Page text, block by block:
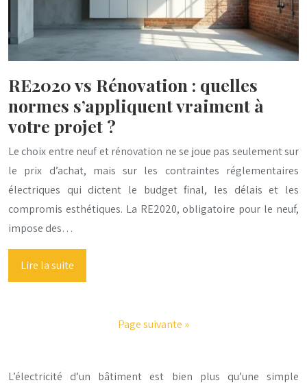
RE2020 vs Rénovation : quelles
normes s’appliquent vraiment à
votre projet ?
Le choix entre neuf et rénovation ne se joue pas seulement sur
le prix d’achat, mais sur les contraintes réglementaires
électriques qui dictent le budget final, les délais et les
compromis esthétiques. La RE2020, obligatoire pour le neuf,
impose des…
Lire la suite
Page suivante »
L’électricité d’un bâtiment est bien plus qu’une simple